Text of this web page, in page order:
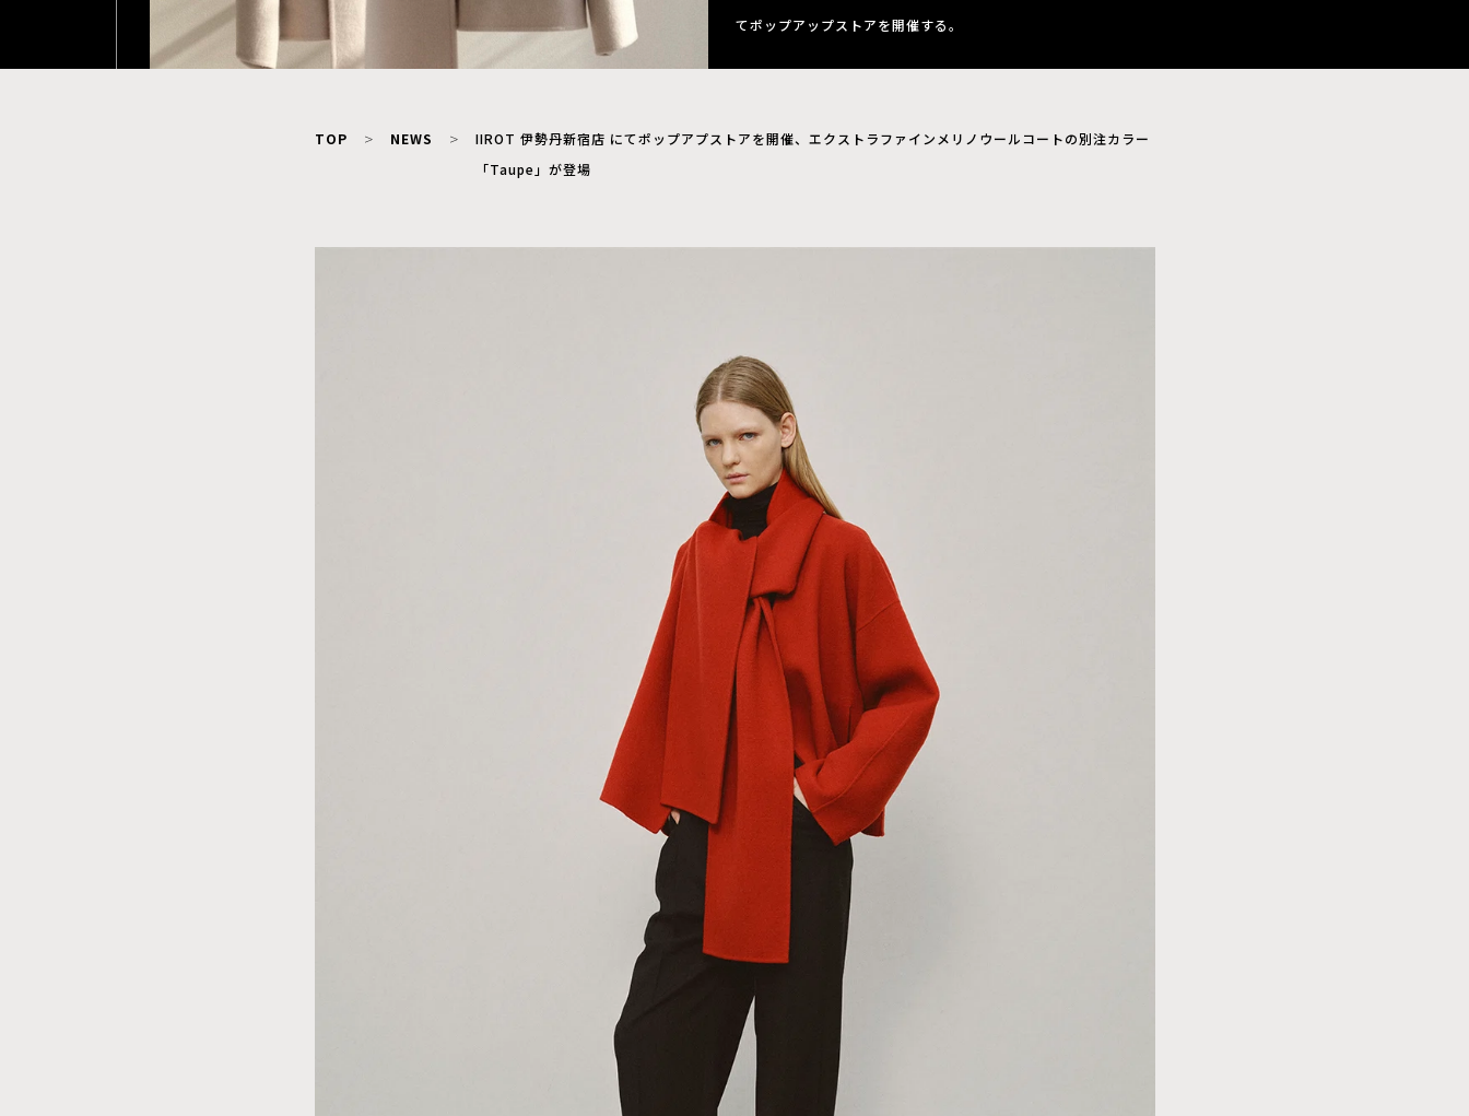
てポップアップストアを開催する。
TOP NEWS
IIROT 伊勢丹新宿店 にてポップアプストアを開催、エクストラファインメリノウールコートの別注カラー
「Taupe」が登場